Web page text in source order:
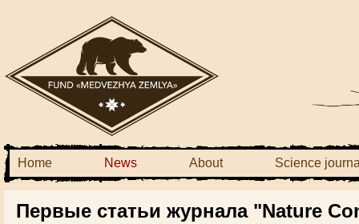
Home News About Science
Первые статьи журнала "Nature